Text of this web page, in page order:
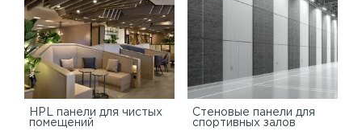
HPL панели для чистых
помещений
Стеновые панели для
спортивных залов